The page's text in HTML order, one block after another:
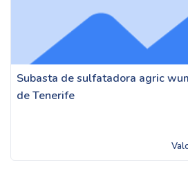
Subasta de sulfatadora agric
de Tenerife